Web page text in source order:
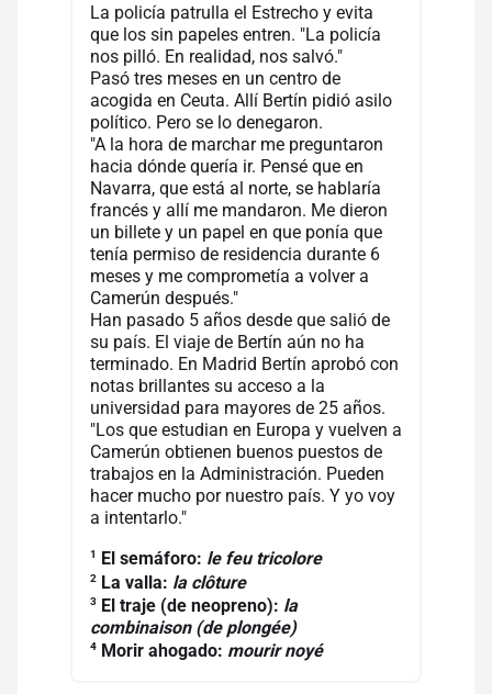
La policía patrulla el Estrecho y evita
que los sin papeles entren. "La policía
nos pilló. En realidad, nos salvó."
Pasó tres meses en un centro de
acogida en Ceuta. Allí Bertín pidió asilo
político. Pero se lo denegaron.
"A la hora de marchar me preguntaron
hacia dónde quería ir. Pensé que en
Navarra, que está al norte, se hablaría
francés y allí me mandaron. Me dieron
un billete y un papel en que ponía que
tenía permiso de residencia durante 6
meses y me comprometía a volver a
Camerún después."
Han pasado 5 años desde que salió de
su país. El viaje de Bertín aún no ha
terminado. En Madrid Bertín aprobó con
notas brillantes su acceso a la
universidad para mayores de 25 años.
"Los que estudian en Europa y vuelven a
Camerún obtienen buenos puestos de
trabajos en la Administración. Pueden
hacer mucho por nuestro país. Y yo voy
a intentarlo."
1 El semáforo: le feu tricolore
2 La valla: la clôture
3 El traje (de neopreno): la
combinaison (de plongée)
4 Morir ahogado: mourir noyé